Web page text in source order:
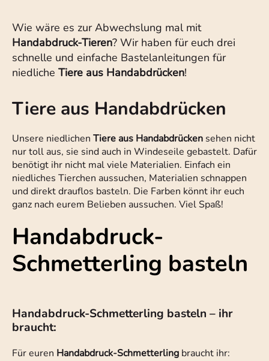
Wie wäre es zur Abwechslung mal mit
Handabdruck-Tieren? Wir haben für euch drei
schnelle und einfache Bastelanleitungen für
niedliche Tiere aus Handabdrücken!
Tiere aus Handabdrücken
Unsere niedlichen Tiere aus Handabdrücken sehen nicht
nur toll aus, sie sind auch in Windeseile gebastelt. Dafür
benötigt ihr nicht mal viele Materialien. Einfach ein
niedliches Tierchen aussuchen, Materialien schnappen
und direkt drauflos basteln. Die Farben könnt ihr euch
ganz nach eurem Belieben aussuchen. Viel Spaß!
Handabdruck-
Schmetterling basteln
Handabdruck-Schmetterling basteln – ihr
braucht:
Für euren Handabdruck-Schmetterling braucht ihr: